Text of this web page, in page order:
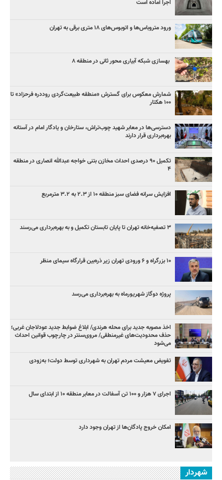
اجرا آماده است
ورود متروباس‌ها و اتوبوس‌های ۱۸ متری برقی به تهران
بهسازی شبکه آبیاری محور ثانی در منطقه ۸
شمارش معکوس برای گسترش «منطقه طبیعت‌گردی روددره فرحزاد» تا
۱۰۰ هکتار
دسترسی‌ها در معابر شهید چوب‌تراش، ستارخان و یادگار امام در آستانه
بهره‌برداری قرار دارند
تکمیل ۹۰ درصدی احداث مخازن بتنی خواجه عبدالله انصاری در منطقه
۴
افزایش سرانه فضای سبز منطقه ۱۰ از ۲.۳ به ۳.۲ مترمربع
۳ ﺗﺼﻔﻴﻪ‌ﺧﺎﻧﻪ‌ تهران تا پایان تابستان تکمیل و به بهره‌برداری می‌رسند
۱۰ بزرگراه و ۶ ورودی تهران زیر ذره‌بین قرارگاه سیمای منظر
پروژه دوگاز شهریورماه به بهره‌برداری می‌رسد
اخذ مصوبه جدید برای محله هرندی/ ابلاغ ضوابط جدید عودلاجان غربی؛
حذف محدودیت‌های غیرمنطقی/ مروی‌سنتر در چارچوب قوانین احداث
می‌شود
تفویض معیشت مردم تهران به شهرداری توسط دولت؛ به‌زودی
اجرای ۷ هزار و ۱۰۰ تن آسفالت در معابر منطقه ۱۰ از ابتدای سال
امکان خروج پادگان‌ها از تهران وجود دارد
شهردار